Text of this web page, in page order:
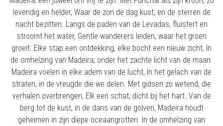
levendig en helder, Waar de zon de dag kust, en de sterren de
nacht bezitten. Langs de paden van de Levadas, fluistert en
stroomt het water, Gentle wanderers leiden, waar het groen
groeit. Elke stap een ontdekking, elke bocht een nieuw zicht, In
de omhelzing van Madeira, onder het zachte licht van de maan.
Madeira voelen in elke adem van de lucht, In het gelach van de
straten, in de vreugde die we delen. Met gidsen zo wetend, die
verhalen overbrengen, Elk een schat, dicht bij het hart. Van de
berg tot de kust, in de dans van de golven, Madeira houdt
geheimen in zijn diepe oceaangrotten. In de omhelzing van